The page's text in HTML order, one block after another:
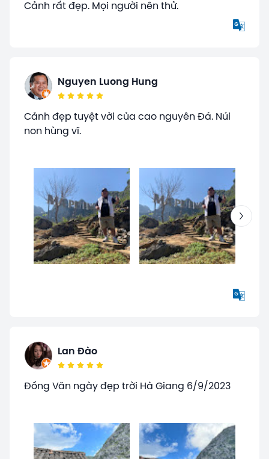
Cảnh rất đẹp. Mọi người nên thử.
Nguyen Luong Hung
Cảnh đẹp tuyệt vời của cao nguyên Đá. Núi
non hùng vĩ.
Lan Đào
Đồng Văn ngày đẹp trời Hà Giang 6/9/2023